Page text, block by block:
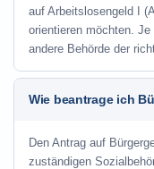
auf Arbeitslosengeld I
orientieren möchten.
andere Behörde der
Wie beantrage ich
Den Antrag auf
zuständigen